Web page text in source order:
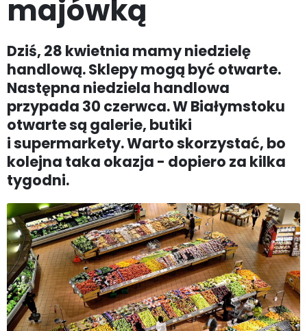
majówką
Dziś, 28 kwietnia mamy niedzielę
handlową. Sklepy mogą być otwarte.
Następna niedziela handlowa
przypada 30 czerwca. W Białymstoku
otwarte są galerie, butiki
i supermarkety. Warto skorzystać, bo
kolejna taka okazja - dopiero za kilka
tygodni.